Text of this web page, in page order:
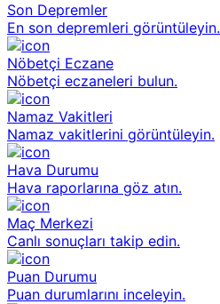
Son Depremler
En son depremleri görüntüleyin.
Nöbetçi Eczane
Nöbetçi eczaneleri bulun.
Namaz Vakitleri
Namaz vakitlerini görüntüleyin.
Hava Durumu
Hava raporlarına göz atın.
Maç Merkezi
Canlı sonuçları takip edin.
Puan Durumu
Puan durumlarını inceleyin.